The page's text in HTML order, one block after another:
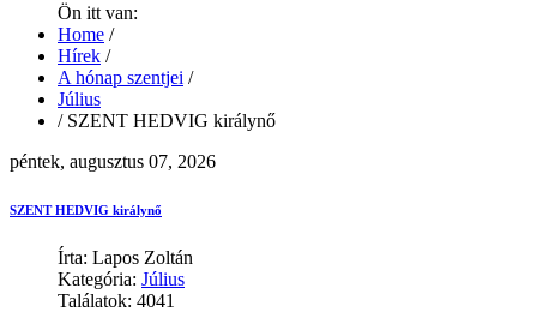
Ön itt van:
Home /
Hírek /
A hónap szentjei /
Július
/ SZENT HEDVIG királynő
péntek, augusztus 07, 2026
SZENT HEDVIG királynő
Írta: Lapos Zoltán
Kategória: Július
Találatok: 4041